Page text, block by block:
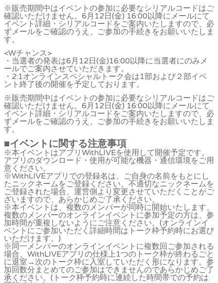
※販売期間中はイベントの参加に必要なシリアルコードはご
確認いただけません。6月12日(金) 16:00以降にメールにて
イベント詳細・シリアルコードをご案内いたしますので、必
ずメールをご確認のうえ、ご参加の手続きをお願いいたしま
す。
<Wチャンス>
・当選者の発表は6月12日(金)16:00以降に当選者にのみメ
ールでご案内させていただきます。
・2:1オンラインスペシャルトーク会は1部および２部イベ
ント終了後の開催を予定しております。
※販売期間中はイベントの参加に必要なシリアルコードはご
確認いただけません。6月12日(金) 16:00以降にメールにて
イベント詳細・シリアルコードをご案内いたしますので、必
ずメールをご確認のうえ、ご参加の手続きをお願いいたしま
す。
■イベントに関する注意事項
※本イベントはアプリWithLIVEを使用して開催予定です。
アプリのダウンロード・使用が可能な機器・通信環境をご用
意ください。
※WithLIVEアプリでの登録名は、ご自身の名前をもとにし
たニックネームをご登録ください。不適切なニックネームを
ご登録された場合、運営側より変更させていただくことがご
ざいますので、あらかじめご了承ください。
※本イベントは、複数のメンバーが同時に開始いたします。
複数のメンバーのオンラインイベントに参加予定の方は、参
加時間が重複しないようにご注意ください。(オンラインイ
ベントにご参加いただく詳細時間はトーク枠予約時にお選び
いただけます。)
※同一メンバーのオンラインイベントに複数回ご参加される
場合、WithLIVEアプリの仕様上1つのトーク枠が終わるごと
に退室→次のトーク枠に入室していただく形になります。参
加回数分まとめてのご参加はできませんのであらかじめご了
承ください。(トーク枠予約時に連続した時間帯での予約は